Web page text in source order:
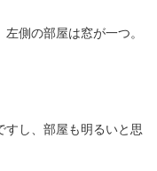
側の部屋は窓が一つ。
すし、部屋も明るいと思